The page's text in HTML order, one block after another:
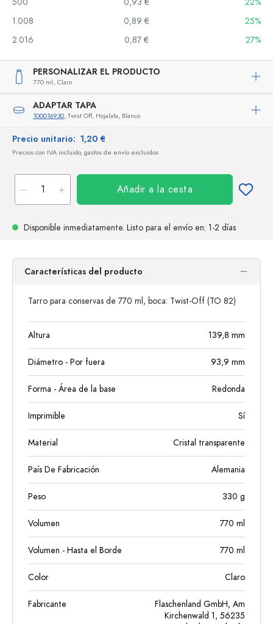
1.008
0,89 €
25%
2.016
0,87 € 27%
PERSONALIZAR EL PRODUCTO
770 ml, Claro
ADAPTAR TAPA
100016930, Twist Off, Hojalata, Blanco
Precio unitario: 1,20 €
Precios con IVA incluido, gastos de envío excluidos
Añadir a la cesta
Disponible inmediatamente. Listo para el envío en: 1-2 días
Características del producto
Tarro para conservas de 770 ml, boca: Twist-Off (TO 82)
Altura 139,8 mm
Diámetro - Por fuera 93,9 mm
Forma - Área de la base Redonda
Imprimible Sí
Material Cristal transparente
País De Fabricación Alemania
Peso 330 g
Volumen 770 ml
Volumen - Hasta el Borde 770 ml
Color Claro
Fabricante
Flaschenland GmbH, Am
Kirchenwald 1, 56235